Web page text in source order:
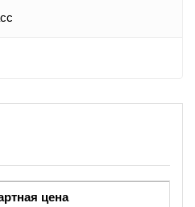
цена